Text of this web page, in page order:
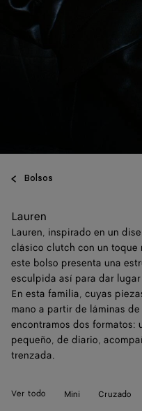
Bolsos
Lauren
Lauren, inspirado en un
clásico clutch con un toque
este bolso presenta una
esculpida así para dar
En esta familia, cuyas
mano a partir de láminas
encontramos dos formatos:
pequeño, de diario,
trenzada.
Ver todo Mini Cruzado